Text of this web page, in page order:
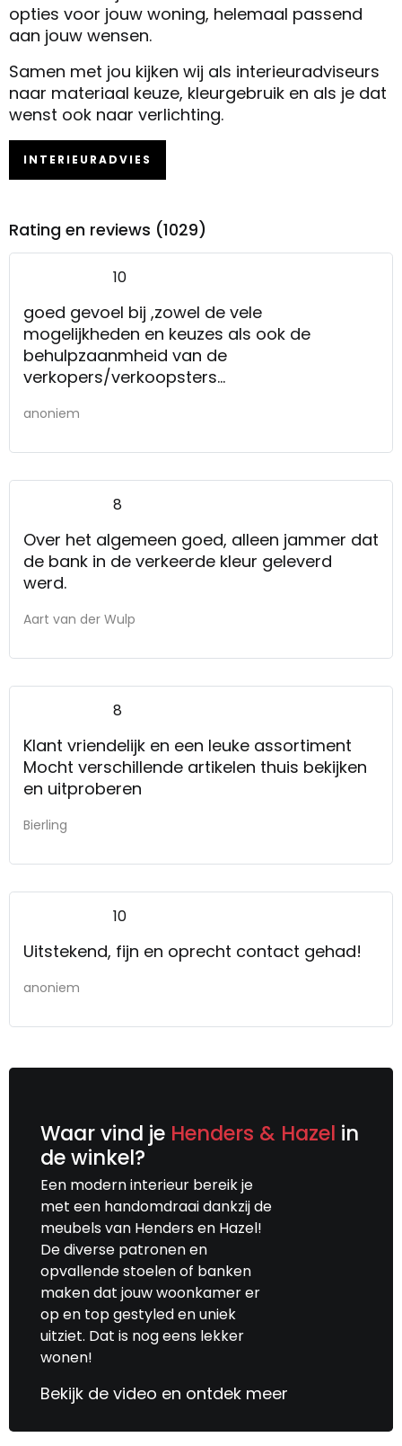
opties voor jouw woning, helemaal passend
aan jouw wensen.
Samen met jou kijken wij als interieuradviseurs
naar materiaal keuze, kleurgebruik en als je dat
wenst ook naar verlichting.
INTERIEURADVIES
Rating en reviews (1029)
10
goed gevoel bij ,zowel de vele
mogelijkheden en keuzes als ook de
behulpzaanmheid van de
verkopers/verkoopsters
goed te bekijken en te ervaren, en bij
moeite voor je doen
anoniem
8
Over het algemeen goed, alleen jammer dat
de bank in de verkeerde kleur geleverd
werd.
Aart van der Wulp
8
Klant vriendelijk en een leuke assortiment
Mocht verschillende artikelen thuis bekijken
en uitproberen
Bierling
10
Uitstekend, fijn en oprecht contact gehad!
anoniem
Waar vind je Henders & Hazel in
de winkel?
Een modern interieur bereik je
met een handomdraai dankzij de
meubels van Henders en Hazel!
De diverse patronen en
opvallende stoelen of banken
maken dat jouw woonkamer er
op en top gestyled en uniek
uitziet. Dat is nog eens lekker
wonen!
Bekijk de video en ontdek meer